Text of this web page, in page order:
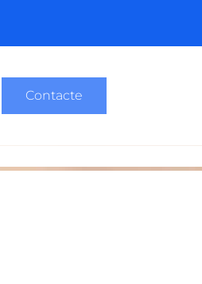
Contacte